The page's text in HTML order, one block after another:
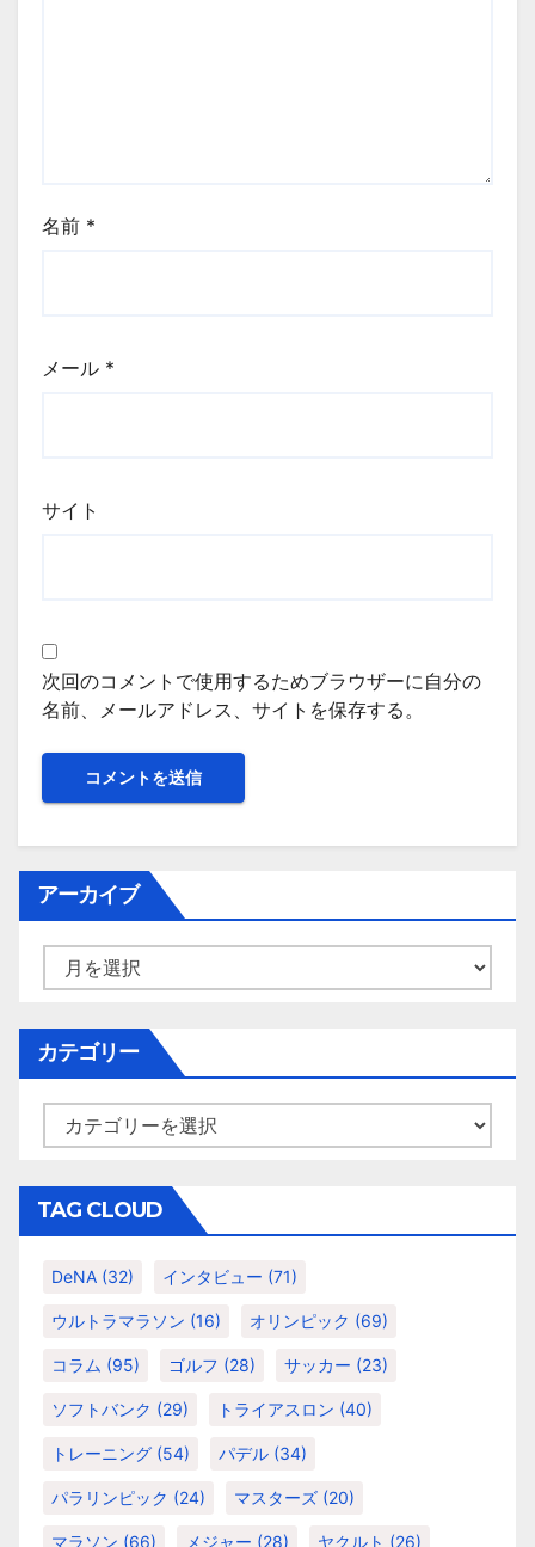
名前 *
メール *
サイト
次回のコメントで使用するためブラウザーに自分の
名前、メールアドレス、サイトを保存する。
アーカイブ
ー
イ
ブ
カテゴリー
テ
リ
ー
TAG CLOUD
DeNA (32) インタビュー (71)
ウルトラマラソン (16) オリンピック (69)
コラム (95) ゴルフ (28) サッカー (23)
ソフトバンク (29) トライアスロン (40)
トレーニング (54) パデル (34)
パラリンピック (24) マスターズ (20)
マラソン (66) メジャー (28) ヤクルト (26)